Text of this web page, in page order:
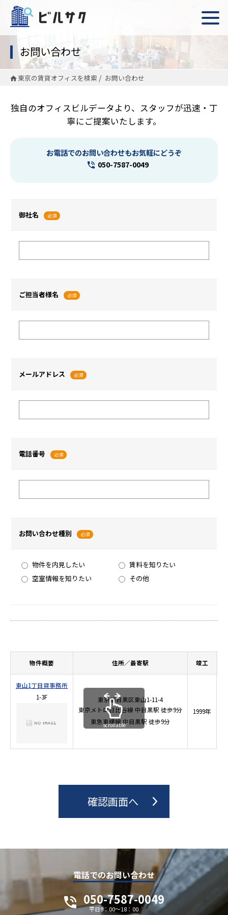
お問い合わせ
東京の賃貸オフィスを検索 お問い合わせ
独自のオフィスビルデータより、スタッフが迅速・丁
寧にご提案いたします。
お電話でのお問い合わせもお気軽にどうぞ
050-7587-0049
御社名 必須
ご担当者様名 必須
メールアドレス 必須
電話番号 必須
お問い合わせ種別 必須
物件を内見したい
賃料を知りたい
空室情報を知りたい
その他
物件概要 住所／最寄駅 竣工
東山1丁目貸事務所
1-3F
東京都目黒区東山1-11-4
東京メトロ日比谷線 中目黒駅 徒歩9分
東急東横線 中目黒駅 徒歩9分
1999年
scrollable
電話でのお問い合わせ
050-7587-0049
平日9：00～18：00